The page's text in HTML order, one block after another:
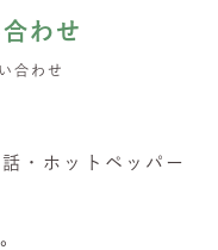
わせ
合わせ
・ホットペッパー